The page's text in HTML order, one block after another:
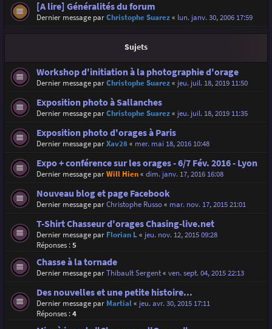
[A lire] Généralités du forum
Dernier message parChristophe Suarez« lun. janv. 30, 2006 17:59
Sujets
Workshop d'initiation à la photographie d'orage
Dernier message parChristophe Suarez« jeu. juil. 18, 2019 11:50
Exposition photo à Sallanches
Dernier message parChristophe Suarez« jeu. juil. 18, 2019 11:35
Exposition photo d'orages à Paris
Dernier message parXav28« mer. mai 18, 2016 10:48
Expo + conférence sur les orages - 6/7 Fév. 2016 - Lyon
Dernier message parWill Hien« dim. janv. 17, 2016 16:08
Nouveau blog et page Facebook
Dernier message parChristophe Russo« mar. nov. 17, 2015 21:01
T-Shirt Chasseur d'orages Chasing-live.net
Dernier message par Florian L« jeu. nov. 12, 2015 09:28
Réponses :5
Chasse à la tornade
Dernier message parThibault Sergent« ven. sept. 04, 2015 22:13
Des nouvelles et une petite histoire...
Dernier message par Martial« jeu. avr. 30, 2015 17:11
Réponses :4